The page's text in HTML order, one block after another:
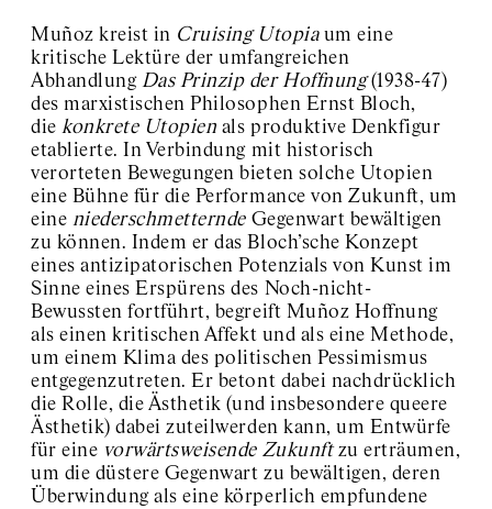
Muñoz kreist in Cruising Utopiaum eine
kritische Lektüre der umfangreichen
Abhandlung Das Prinzip der Hoffnung(1938-47)
des marxistischen Philosophen Ernst Bloch,
diekonkrete Utopien als produktive Denkfigur
etablierte. In Verbindung mit historisch
verorteten Bewegungen bieten solche Utopien
eine Bühne für die Performance von Zukunft, um
eine niederschmetterndeGegenwart bewältigen
zu können. Indem er das Bloch’sche Konzept
eines antizipatorischen Potenzials von Kunst im
Sinne eines Erspürens des Noch-nicht-
Bewussten fortführt, begreift Muñoz Hoffnung
als einen kritischen Affekt und als eine Methode,
um einem Klima des politischen Pessimismus
entgegenzutreten. Er betont dabei nachdrücklich
die Rolle, die Ästhetik (und insbesondere queere
Ästhetik) dabei zuteilwerden kann, um Entwürfe
für eine vorwärtsweisende Zukunftzu erträumen,
um die düstere Gegenwart zu bewältigen, deren
Überwindung als eine körperlich empfundene